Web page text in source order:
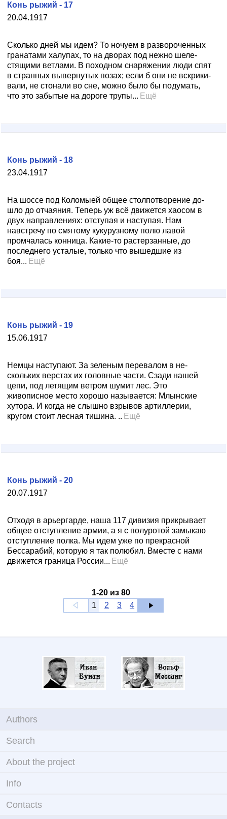
20.04.1917
Конь рыжий - 17
Сколько дней мы идем? То ночуем в разворочен­ных
гранатами халупах, то на дворах под нежно шеле­
стящими ветлами. В походном снаряжении люди спят
в странных вывернутых позах; если б они не вскрики­
вали, не стонали во сне, можно было бы подумать,
что это забытые на дороге трупы... Ещё
23.04.1917
Конь рыжий - 18
На шоссе под Коломыей общее столпотворение до­
шло до отчаяния. Теперь уж всё движется хаосом в
двух направлениях: отступая и наступая. Нам
навстре­чу по смятому кукурузному полю лавой
промчалась конница. Какие-то растерзанные, до
последнего усталые, только что вышедшие из
боя... Ещё
15.06.1917
Конь рыжий - 19
Немцы наступают. За зеленым перевалом в не­
скольких верстах их головные части. Сзади нашей
цепи, под летящим ветром шумит лес. Это
живописное место хорошо называется: Млынские
хутора. И когда не слыш­но взрывов артиллерии,
кругом стоит лесная тишина. .. Ещё
20.07.1917
Конь рыжий - 20
Отходя в арьергарде, наша 117 дивизия прикрывает
общее отступление армии, а я с полуротой замыкаю
отступление полка. Мы идем уже по прекрасной
Бессарабий, которую я так полюбил. Вместе с нами
движется граница России... Ещё
1-20 из 80
1
2 3 4
Authors
Search
About the project
Info
Contacts